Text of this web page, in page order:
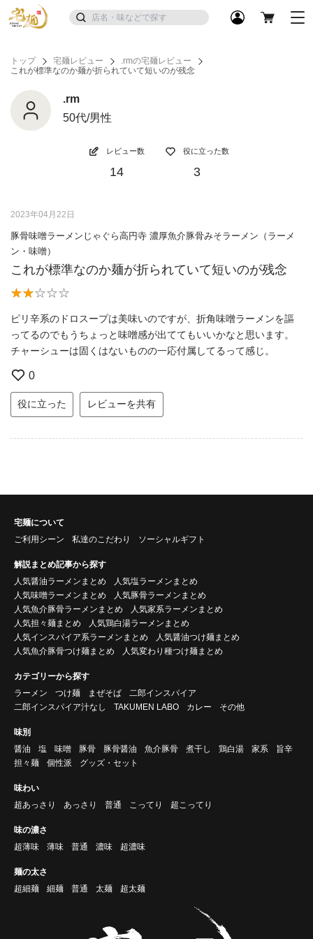
トップ 宅麺レビュー
.rmの宅麺レビュー
これが標準なのか麺が折られていて短いのが残念
.rm
50代/男性
レビュー数
14
役に立った数
3
2023年04月22日
豚骨味噌ラーメンじゃぐら高円寺 濃厚魚介豚骨みそラーメン（ラーメ
ン・味噌）
これが標準なのか麺が折られていて短いのが残念
ピリ辛系のドロスープは美味いのですが、折角味噌ラーメンを謳
ってるのでもうちょっと味噌感が出ててもいいかなと思います。
チャーシューは固くはないものの一応付属してるって感じ。
0
役に立った レビューを共有
宅麺について
ご利用シーン
私達のこだわり ソーシャルギフト
解説まとめ記事から探す
人気醤油ラーメンまとめ
人気塩ラーメンまとめ
人気味噌ラーメンまとめ
人気豚骨ラーメンまとめ
人気魚介豚骨ラーメンまとめ
人気家系ラーメンまとめ
人気担々麺まとめ
人気鶏白湯ラーメンまとめ
人気インスパイア系ラーメンまとめ
人気醤油つけ麺まとめ
人気魚介豚骨つけ麺まとめ
人気変わり種つけ麺まとめ
カテゴリーから探す
ラーメン
つけ麺 まぜそば
二郎インスパイア
二郎インスパイア汁なし
TAKUMEN LABO カレー その他
味別
醤油
塩 味噌 豚骨 豚骨醤油 魚介豚骨 煮干し 鶏白湯 家系
旨辛
担々麺
個性派 グッズ・セット
味わい
超あっさり
あっさり 普通 こってり 超こってり
味の濃さ
超薄味
薄味 普通 濃味 超濃味
麺の太さ
超細麺
細麺 普通 太麺 超太麺